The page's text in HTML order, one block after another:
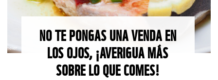
NO TE PONGAS UNA VENDA EN
LOS OJOS, ¡AVERIGUA MÁS
SOBRE LO QUE COMES!